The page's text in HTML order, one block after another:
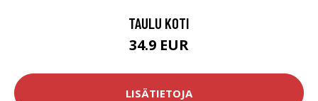
TAULU KOTI
34.9 EUR
LISÄTIETOJA